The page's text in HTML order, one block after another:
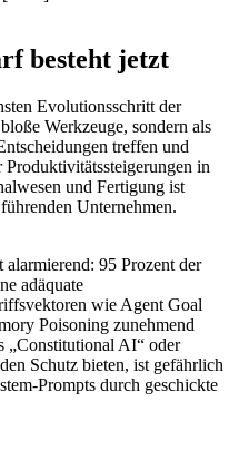
besteht jetzt
Evolutionsschritt der
Werkzeuge, sondern als
treffen und
in
und Fertigung ist
Unternehmen.
95 Prozent der
adäquate
wie Agent Goal
Poisoning zunehmend
„Constitutional AI“ oder
Schutz bieten, ist gefährlich
Prompts durch geschickte